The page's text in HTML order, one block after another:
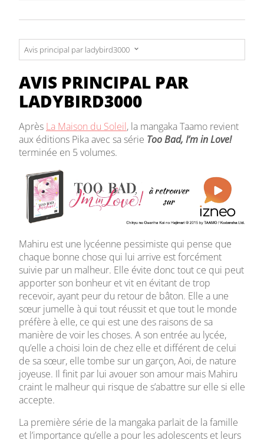
Avis principal par ladybird3000
Tome 2 par ladybird3000
Tome 3 par ladybird3000
Tome 4 par ladybird3000
Tome 5 par ladybird3000
Série complète par Maccha
AVIS PRINCIPAL PAR
LADYBIRD3000
Après La Maison du Soleil, la mangaka Taamo revient
aux éditions Pika avec sa série Too Bad, I’m in Love!
terminée en 5 volumes.
Mahiru est une lycéenne pessimiste qui pense que
chaque bonne chose qui lui arrive est forcément
suivie par un malheur. Elle évite donc tout ce qui peut
apporter son bonheur et vit en évitant de trop
recevoir, ayant peur du retour de bâton. Elle a une
sœur jumelle à qui tout réussit et que tout le monde
préfère à elle, ce qui est une des raisons de sa
manière de voir les choses. A son entrée au lycée,
qu’elle a choisi loin de chez elle et différent de celui
de sa sœur, elle tombe sur un garçon, Aoi, de nature
joyeuse. Il finit par lui avouer son amour mais Mahiru
craint le malheur qui risque de s’abattre sur elle si elle
accepte.
La première série de la mangaka parlait de la famille
et l’importance qu’elle a pour les adolescents et leurs